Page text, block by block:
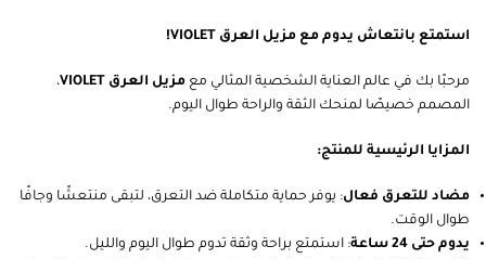
استمتع بانتعاش يدوم مع مزيل العرق VIOLET!
مرحبًا بك في عالم العناية الشخصية المثالي مع مزيل العرق VIOLET
،
المصمم خصيصًا لمنحك الثقة والراحة طوال اليوم.
المزايا الرئيسية للمنتج:
مضاد للتعرق فعال: يوفر حماية متكاملة ضد التعرق، لتبقى منتعشًا وجافًا
طوال الوقت.
يدوم حتى 24 ساعة
: استمتع براحة وثقة تدوم طوال اليوم والليل.